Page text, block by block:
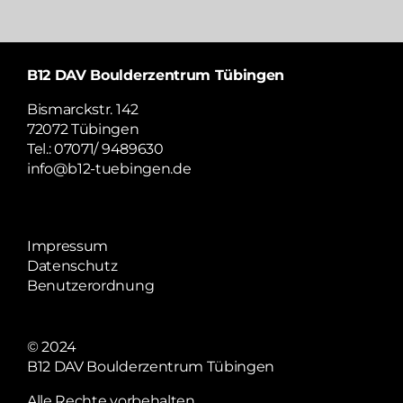
B12 DAV Boulderzentrum Tübingen
Bismarckstr. 142
72072 Tübingen
Tel.: 07071/ 9489630
info@b12-tuebingen.de
Impressum
Datenschutz
Benutzerordnung
© 2024
B12 DAV Boulderzentrum Tübingen